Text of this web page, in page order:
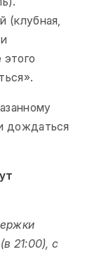
(клубная,
дождаться
(в 21:00), с